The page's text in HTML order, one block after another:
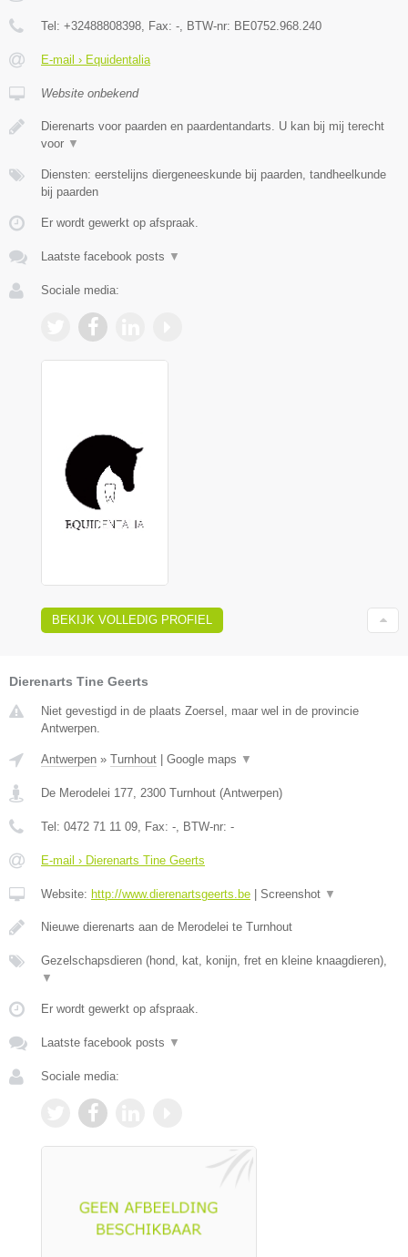
Tel: +32488808398 , Fax: - , BTW-nr: BE0752.968.240
E-mail › Equidentalia
Website onbekend
Dierenarts voor paarden en paardentandarts. U kan bij mij terecht
voor ▼
Diensten: eerstelijns diergeneeskunde bij paarden, tandheelkunde
bij paarden
Er wordt gewerkt op afspraak.
Laatste facebook posts ▼
Sociale media:
BEKIJK VOLLEDIG PROFIEL
Dierenarts Tine Geerts
Niet gevestigd in de plaats Zoersel, maar wel in de provincie
Antwerpen.
Antwerpen » Turnhout Google maps ▼
De Merodelei 177, 2300 Turnhout (Antwerpen)
Tel: 0472 71 11 09, Fax: -, BTW-nr: -
E-mail › Dierenarts Tine Geerts
Website: http://www.dierenartsgeerts.be Screenshot ▼
Nieuwe dierenarts aan de Merodelei te Turnhout
Gezelschapsdieren (hond, kat, konijn, fret en kleine knaagdieren),
▼
Er wordt gewerkt op afspraak.
Laatste facebook posts ▼
Sociale media: